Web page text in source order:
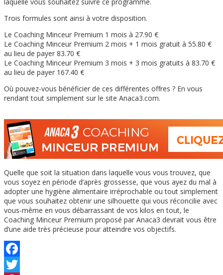
Trois formules sont ainsi à votre disposition.
Le Coaching Minceur Premium 1 mois à 27.90 €
Le Coaching Minceur Premium 2 mois + 1 mois gratuit à 55.80 €
au lieu de payer 83.70 €
Le Coaching Minceur Premium 3 mois + 3 mois gratuits à 83.70 €
au lieu de payer 167.40 €
Où pouvez-vous bénéficier de ces différentes offres ? En vous
rendant tout simplement sur le site Anaca3.com.
Quelle que soit la situation dans laquelle vous vous trouvez, que
vous soyez en période d’après grossesse, que vous ayez du mal à
adopter une hygiène alimentaire irréprochable ou tout simplement
que vous souhaitez obtenir une silhouette qui vous réconcilie avec
vous-même en vous débarrassant de vos kilos en tout, le
Coaching Minceur Premium proposé par Anaca3 devrait vous être
d’une aide très précieuse pour atteindre vos objectifs.
Facebook